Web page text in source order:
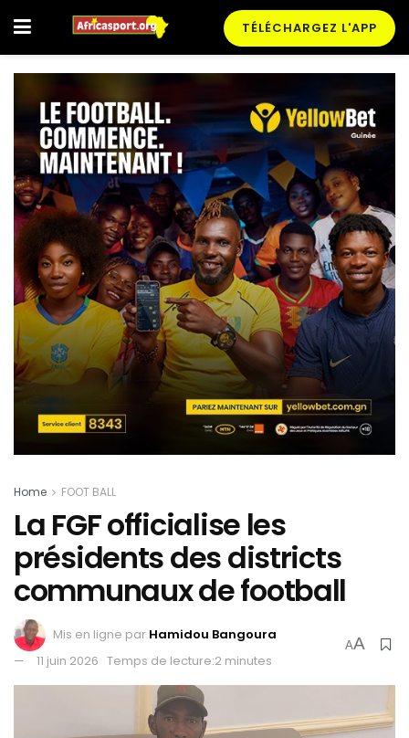
TÉLÉCHARGEZ L'APP
Home FOOT BALL
La FGF officialise les
présidents des districts
communaux de football
Mis en ligne par Hamidou Bangoura
11 juin 2026 Temps de lecture:2 minutes
AA